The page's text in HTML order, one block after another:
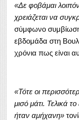
«Δε φοβάμαι
χρειάζεται να
σύμφωνο
εβδομάδα στη
χρόνια πως είναι
«Τότε οι
μισό μάτι. Τελικά
ήταν αμήχανη»